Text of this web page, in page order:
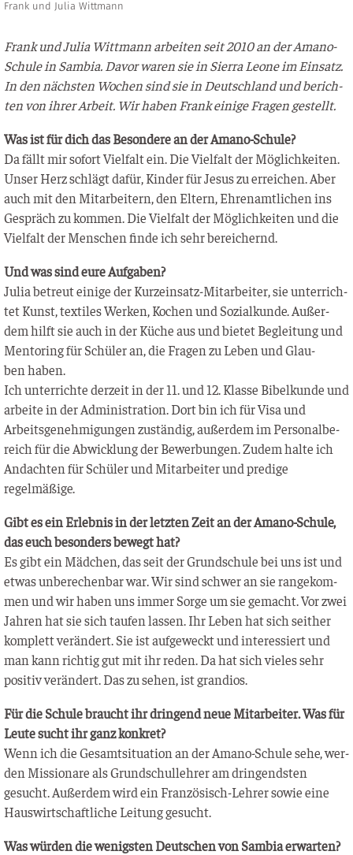
Frank und Julia Wittmann
Frank und Julia Witt­mann arbei­ten seit 2010 an der Ama­no-
Schu­le in Sam­bia. Davor waren sie in Sier­ra Leo­ne im Ein­satz.
In den nächs­ten Wochen sind sie in Deutsch­land und berich­
ten von ihrer Arbeit. Wir haben Frank eini­ge Fra­gen gestellt.
Was ist für dich das Beson­de­re an der Amano-Schule?
Da fällt mir sofort Viel­falt ein. Die Viel­falt der Mög­lich­kei­ten.
Unser Herz schlägt dafür, Kin­der für Jesus zu errei­chen. Aber
auch mit den Mit­ar­bei­tern, den Eltern, Ehren­amt­li­chen ins
Gespräch zu kom­men. Die Viel­falt der Mög­lich­kei­ten und die
Viel­falt der Men­schen fin­de ich sehr bereichernd.
Und was sind eure Aufgaben?
Julia betreut eini­ge der Kurz­ein­satz-Mit­ar­bei­ter, sie unter­rich­
tet Kunst, tex­ti­les Wer­ken, Kochen und Sozi­al­kun­de. Außer­
dem hilft sie auch in der Küche aus und bie­tet Beglei­tung und
Men­to­ring für Schü­ler an, die Fra­gen zu Leben und Glau­
ben haben.
Ich unter­rich­te der­zeit in der 11. und 12. Klas­se Bibel­kun­de und
arbei­te in der Admi­nis­tra­ti­on. Dort bin ich für Visa und
Arbeits­ge­neh­mi­gun­gen zustän­dig, außer­dem im Per­so­nal­be­
reich für die Abwick­lung der Bewer­bun­gen. Zudem hal­te ich
Andach­ten für Schü­ler und Mit­ar­bei­ter und pre­di­ge
regelmäßige.
Gibt es ein Erleb­nis in der letz­ten Zeit an der Ama­no-Schu­le,
das euch beson­ders bewegt hat?
Es gibt ein Mäd­chen, das seit der Grund­schu­le bei uns ist und
etwas unbe­re­chen­bar war. Wir sind schwer an sie ran­ge­kom­
men und wir haben uns immer Sor­ge um sie gemacht. Vor zwei
Jah­ren hat sie sich tau­fen las­sen. Ihr Leben hat sich seit­her
kom­plett ver­än­dert. Sie ist auf­ge­weckt und inter­es­siert und
man kann rich­tig gut mit ihr reden. Da hat sich vie­les sehr
posi­tiv ver­än­dert. Das zu sehen, ist grandios.
Für die Schu­le braucht ihr drin­gend neue Mit­ar­bei­ter. Was für
Leu­te sucht ihr ganz konkret?
Wenn ich die Gesamt­si­tua­ti­on an der Ama­no-Schu­le sehe, wer­
den Mis­sio­na­re als Grund­schul­leh­rer am drin­gends­ten
gesucht. Außer­dem wird ein Fran­zö­sisch-Leh­rer sowie eine
Haus­wirt­schaft­li­che Lei­tung gesucht.
Was wür­den die wenigs­ten Deut­schen von Sam­bia erwarten?